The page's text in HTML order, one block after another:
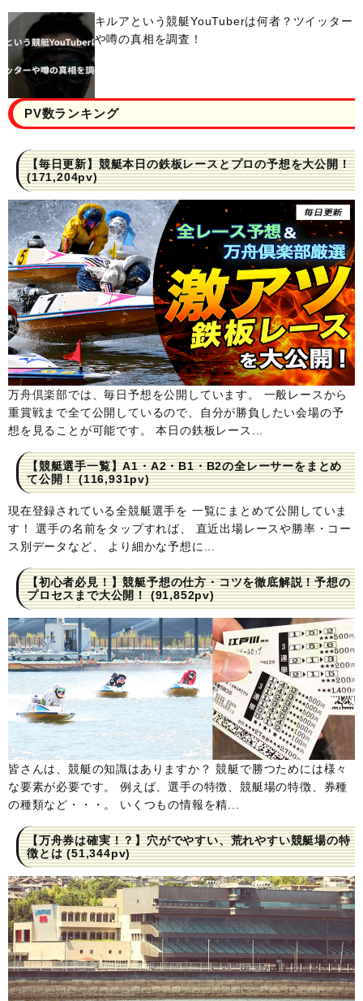
キルアという競艇YouTuberは何者？ツイッター
や噂の真相を調査！
PV数ランキング
【毎日更新】競艇本日の鉄板レースとプロの予想を大公開！
(171,204pv)
万舟倶楽部では、毎日予想を公開しています。 一般レースから
重賞戦まで全て公開しているので、自分が勝負したい会場の予
想を見ることが可能です。 本日の鉄板レース...
【競艇選手一覧】A1・A2・B1・B2の全レーサーをまとめ
て公開！(116,931pv)
現在登録されている全競艇選手を 一覧にまとめて公開していま
す！ 選手の名前をタップすれば、 直近出場レースや勝率・コー
ス別データなど、 より細かな予想に...
【初心者必見！】競艇予想の仕方・コツを徹底解説！予想の
プロセスまで大公開！(91,852pv)
皆さんは、競艇の知識はありますか？ 競艇で勝つためには様々
な要素が必要です。 例えば、選手の特徴、競艇場の特徴、券種
の種類など・・・。 いくつもの情報を精...
【万舟券は確実！？】穴がでやすい、荒れやすい競艇場の特
徴とは(51,344pv)